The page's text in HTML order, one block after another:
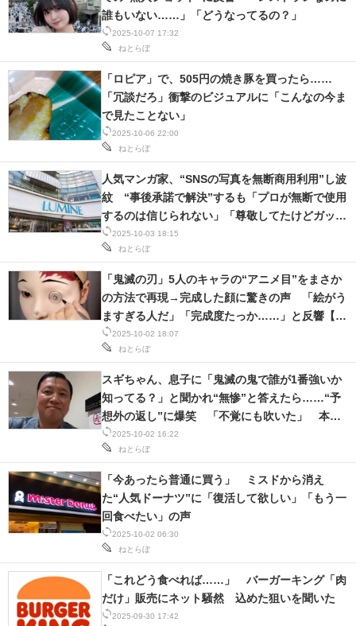
2025-10-07 17:32
ねとらぼ
誰もいない……」「どうなってるの？」
2025-10-06 22:00
ねとらぼ
「ロピア」で、505円の焼き豚を買ったら……
「冗談だろ」衝撃のビジュアルに「こんなの今ま
で見たことない」
2025-10-03 18:15
ねとらぼ
人気マンガ家、“SNSの写真を無断商用利用”し波
紋 “事後承諾で解決”するも「プロが無断で使用
するのは信じられない」「尊敬してたけどガッカ
リ」の声
2025-10-02 18:07
ねとらぼ
「鬼滅の刃」5人のキャラの“アニメ目”をまさか
の方法で再現→完成した顔に驚きの声 「絵がう
ますぎる人だ」「完成度たっか……」と反響【海
外】
2025-10-02 16:22
ねとらぼ
スギちゃん、息子に「鬼滅の鬼で誰が1番強いか
知ってる？」と聞かれ“無惨”と答えたら……“予
想外の返し”に爆笑 「不覚にも吹いた」 本人
も「よくぞ見抜いた」と反応
2025-10-02 06:30
ねとらぼ
「今あったら普通に買う」 ミスドから消え
た“人気ドーナツ”に「復活して欲しい」「もう一
回食べたい」の声
2025-09-30 17:42
「これどう食べれば……」 バーガーキング「肉
だけ」販売にネット騒然 込めた狙いを聞いた